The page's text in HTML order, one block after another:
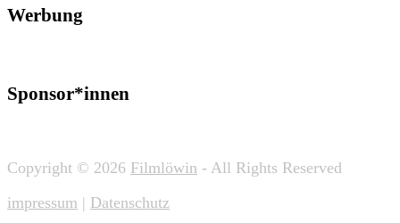
Werbung
Sponsor*innen
Copyright © 2026 Filmlöwin - All Rights Reserved
impressum | Datenschutz